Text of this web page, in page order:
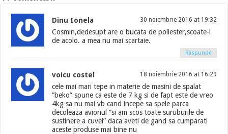
Dinu Ionela 30 noiembrie 2016 at 19:32
Cosmin,dedesupt are o bucata de poliester,scoate-l
de acolo. a mea nu mai scartaie.
Răspunde
voicu costel 18 noiembrie 2016 at 16:29
cele mai mari tepe in materie de masini de spalat
”beko” spune ca este de 7 kg si de fapt este de vreo
4kg sa nu mai vb cand incepe sa spele parca
decoleaza avionul ”si am scos toate suruburile de
sustinere a cuvei” daca aveti de gand sa cumparati
aceste produse mai bine nu